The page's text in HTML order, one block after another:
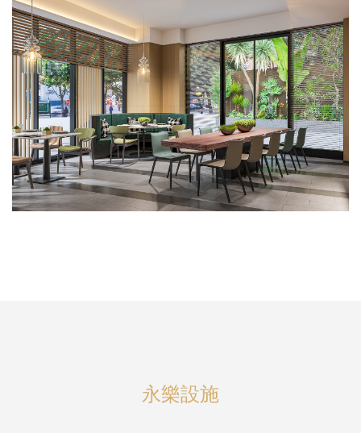
永樂設施